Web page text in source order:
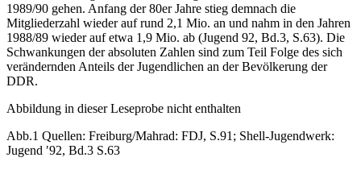
1989/90 gehen. Anfang der 80er Jahre stieg demnach die
Mitgliederzahl wieder auf rund 2,1 Mio. an und nahm in den Jahren
1988/89 wieder auf etwa 1,9 Mio. ab (Jugend 92, Bd.3, S.63). Die
Schwankungen der absoluten Zahlen sind zum Teil Folge des sich
verändernden Anteils der Jugendlichen an der Bevölkerung der
DDR.
Abbildung in dieser Leseprobe nicht enthalten
Abb.1 Quellen: Freiburg/Mahrad: FDJ, S.91; Shell-Jugendwerk:
Jugend ′92, Bd.3 S.63